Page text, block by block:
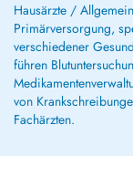
Hausärzte /
Primärversorgung,
verschiedener
führen
von
Fachärzten.